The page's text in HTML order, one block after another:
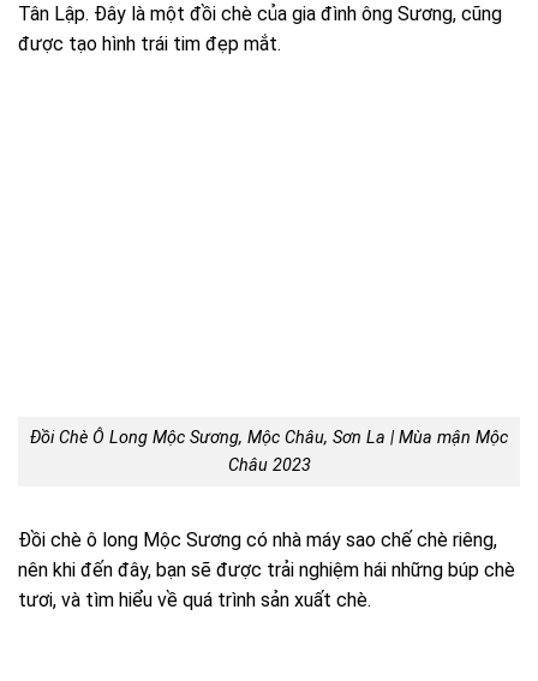
Tân Lập. Đây là một đồi chè của gia đình ông Sương, cũng
được tạo hình trái tim đẹp mắt.
Đồi Chè Ô Long Mộc Sương, Mộc Châu, Sơn La | Mùa mận Mộc
Châu 2023
Đồi chè ô long Mộc Sương có nhà máy sao chế chè riêng,
nên khi đến đây, bạn sẽ được trải nghiệm hái những búp chè
tươi, và tìm hiểu về quá trình sản xuất chè.